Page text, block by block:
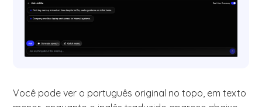
Você pode ver o português original no topo, em texto